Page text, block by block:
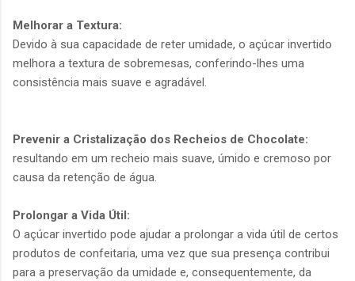
Melhorar a Textura:
Devido à sua capacidade de reter umidade, o açúcar invertido
melhora a textura de sobremesas, conferindo-lhes uma
consistência mais suave e agradável.
Prevenir a Cristalização dos Recheios de Chocolate:
resultando em um recheio mais suave, úmido e cremoso por
causa da retenção de água.
Prolongar a Vida Útil:
O açúcar invertido pode ajudar a prolongar a vida útil de certos
produtos de confeitaria, uma vez que sua presença contribui
para a preservação da umidade e, consequentemente, da